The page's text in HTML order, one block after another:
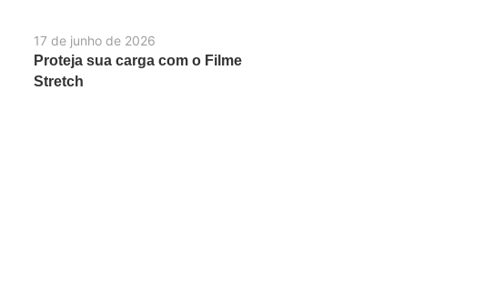
17 de junho de 2026
Proteja sua carga com o Filme
Stretch